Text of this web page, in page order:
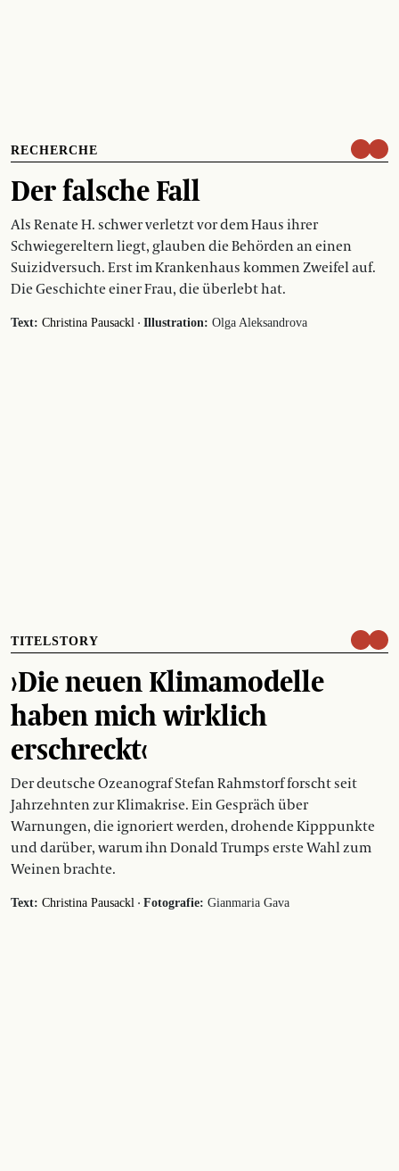
RECHERCHE
Der falsche Fall
Als Renate H. schwer verletzt vor dem Haus ihrer
Schwiegereltern liegt, glauben die Behörden an einen
Suizidversuch. Erst im Krankenhaus kommen Zweifel auf.
Die Geschichte einer Frau, die überlebt hat.
Text: Christina Pausackl · Illustration: Olga Aleksandrova
TITELSTORY
›Die neuen Klimamodelle
haben mich wirklich
erschreckt‹
Der deutsche Ozeanograf Stefan Rahmstorf forscht seit
Jahrzehnten zur Klimakrise. Ein Gespräch über
Warnungen, die ignoriert werden, drohende Kipppunkte
und darüber, warum ihn Donald Trumps erste Wahl zum
Weinen brachte.
Text: Christina Pausackl · Fotografie: Gianmaria Gava